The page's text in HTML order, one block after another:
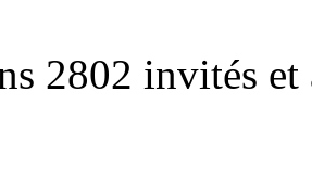
2802 invités